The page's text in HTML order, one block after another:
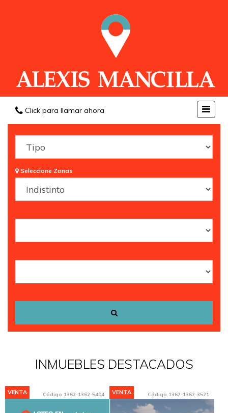
Click para llamar ahora
Seleccione Zonas
INMUEBLES DESTACADOS
Código 1362-1362-5404
VENTA Código 1362-1362-3521
VENTA